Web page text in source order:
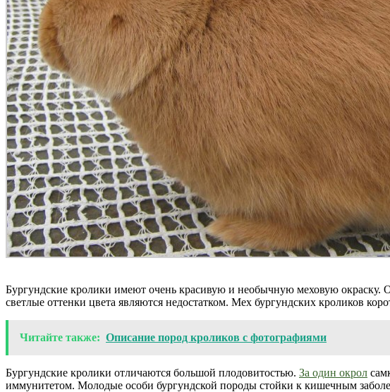
Бургундские кролики имеют очень красивую и необычную меховую окраску.
светлые оттенки цвета являются недостатком. Мех бургундских кроликов
Читайте также: Описание пород кроликов с фотографиями
Бургундские кролики отличаются большой плодовитостью. За один окрол
иммунитетом. Молодые особи бургундской породы стойки к кишечным